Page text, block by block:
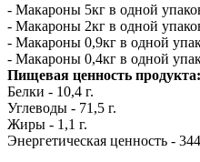
- Макароны 5кг в одной
- Макароны 2кг в одной
- Макароны 0,9кг в одной
- Макароны 0,4кг в одной
Пищевая ценность продукта:
Белки - 10,4 г.
Углеводы - 71,5 г.
Жиры - 1,1 г.
Энергетическая ценность -